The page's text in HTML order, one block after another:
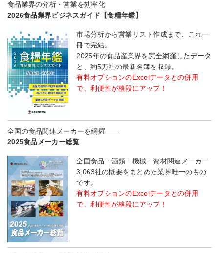
食品業界の分析・営業を効率化
2026食品業界ビジネスガイド【食糧年鑑】
市場分析から営業リスト作成まで、これ一
冊で完結。
2025年の食品産業界を完全網羅したデータ
と、約5万社の最新名簿を収録。
有料オプションのExcelデータとの併用
で、利便性が格段にアップ！
全国の食品関連メーカーを網羅――
2025食品メーカー総覧
全国食品・酒類・機械・資材関連メーカー
3,063社の概要をまとめた業界唯一のもの
です。
有料オプションのExcelデータとの併用
で、利便性が格段にアップ！